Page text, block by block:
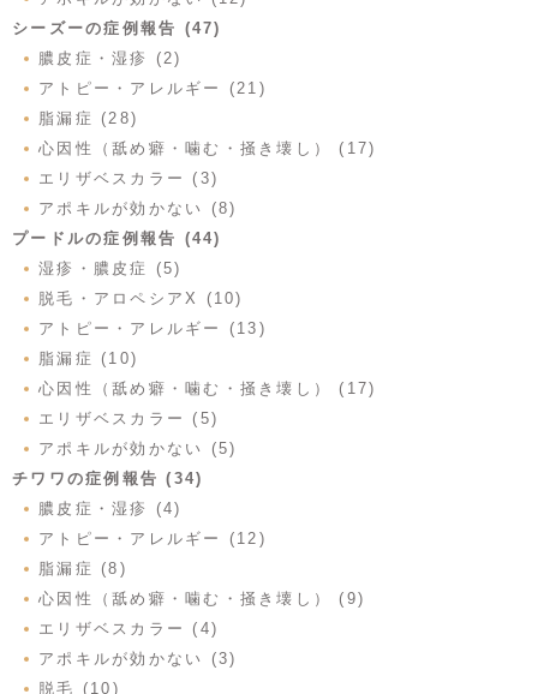
シーズーの症例報告 (47)
膿皮症・湿疹 (2)
アトピー・アレルギー (21)
脂漏症 (28)
心因性（舐め癖・噛む・掻き壊し） (17)
エリザベスカラー (3)
アポキルが効かない (8)
プードルの症例報告 (44)
湿疹・膿皮症 (5)
脱毛・アロペシアX (10)
アトピー・アレルギー (13)
脂漏症 (10)
心因性（舐め癖・噛む・掻き壊し） (17)
エリザベスカラー (5)
アポキルが効かない (5)
チワワの症例報告 (34)
膿皮症・湿疹 (4)
アトピー・アレルギー (12)
脂漏症 (8)
心因性（舐め癖・噛む・掻き壊し） (9)
エリザベスカラー (4)
アポキルが効かない (3)
脱毛 (10)